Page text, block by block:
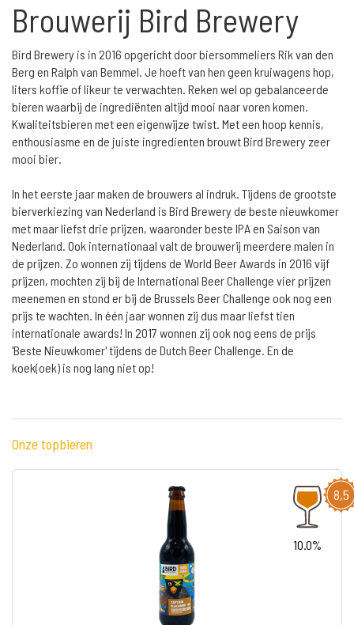
Brouwerij Bird Brewery
Bird Brewery is in 2016 opgericht door biersommeliers Rik van den
Berg en Ralph van Bemmel. Je hoeft van hen geen kruiwagens hop,
liters koffie of likeur te verwachten. Reken wel op gebalanceerde
bieren waarbij de ingrediënten altijd mooi naar voren komen.
Kwaliteitsbieren met een eigenwijze twist. Met een hoop kennis,
enthousiasme en de juiste ingredienten brouwt Bird Brewery zeer
mooi bier.
In het eerste jaar maken de brouwers al indruk. Tijdens de grootste
bierverkiezing van Nederland is Bird Brewery de beste nieuwkomer
met maar liefst drie prijzen, waaronder beste IPA en Saison van
Nederland. Ook internationaal valt de brouwerij meerdere malen in
de prijzen. Zo wonnen zij tijdens de World Beer Awards in 2016 vijf
prijzen, mochten zij bij de International Beer Challenge vier prijzen
meenemen en stond er bij de Brussels Beer Challenge ook nog een
prijs te wachten. In één jaar wonnen zij dus maar liefst tien
internationale awards! In 2017 wonnen zij ook nog eens de prijs
'Beste Nieuwkomer' tijdens de Dutch Beer Challenge. En de
koek(oek) is nog lang niet op!
Onze topbieren
8,5
10.0%